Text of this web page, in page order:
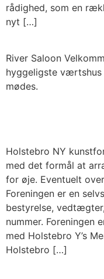
rådighed, som en
nyt […]
River Saloon
hyggeligste værtshus
mødes.
Holstebro NY
med det formål at
for øje. Eventuelt
Foreningen er en
bestyrelse,
nummer. Foreningen
med Holstebro Y’s
Holstebro […]